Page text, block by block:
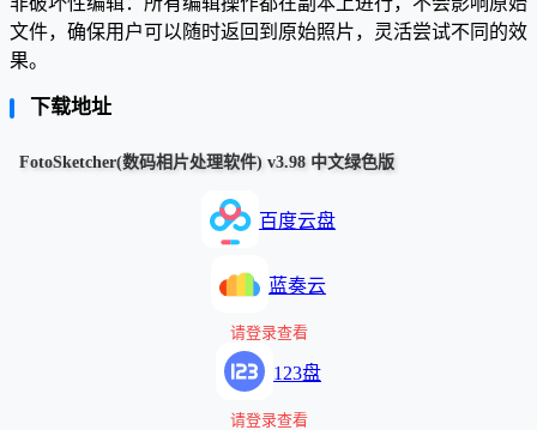
文件，确保用户可以随时返回到原始照片，灵活尝试不同的效
果。
下载地址
FotoSketcher(数码相片处理软件) v3.98 中文绿色版
百度云盘
蓝奏云
请登录查看
123盘
请登录查看